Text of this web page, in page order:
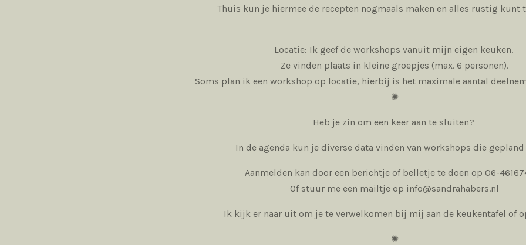
Thuis kun je hiermee de recepten nogmaals maken en alles rustig kunt
Locatie: Ik geef de workshops vanuit mijn eigen keuken.
Ze vinden plaats in kleine groepjes (max. 6 personen).
Soms plan ik een workshop op locatie, hierbij is het maximale aantal
✺
Heb je zin om een keer aan te sluiten?
In de agenda kun je diverse data vinden van workshops die gepland
Aanmelden kan door een berichtje of belletje te doen op 06-
Of stuur me een mailtje op info@sandrahabers.nl
Ik kijk er naar uit om je te verwelkomen bij mij aan de keukentafel of
✺